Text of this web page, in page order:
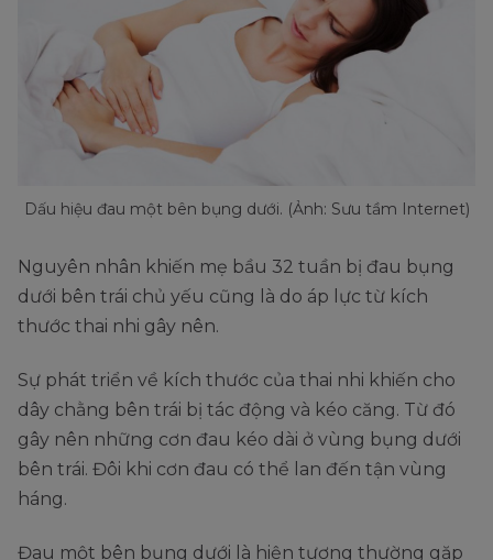
Dấu hiệu đau một bên bụng dưới. (Ảnh: Sưu tầm Internet)
Nguyên nhân khiến mẹ bầu 32 tuần bị đau bụng
dưới bên trái chủ yếu cũng là do áp lực từ kích
thước thai nhi gây nên.
Sự phát triển về kích thước của thai nhi khiến cho
dây chằng bên trái bị tác động và kéo căng. Từ đó
gây nên những cơn đau kéo dài ở vùng bụng dưới
bên trái. Đôi khi cơn đau có thể lan đến tận vùng
háng.
Đau một bên bụng dưới là hiện tượng thường gặp